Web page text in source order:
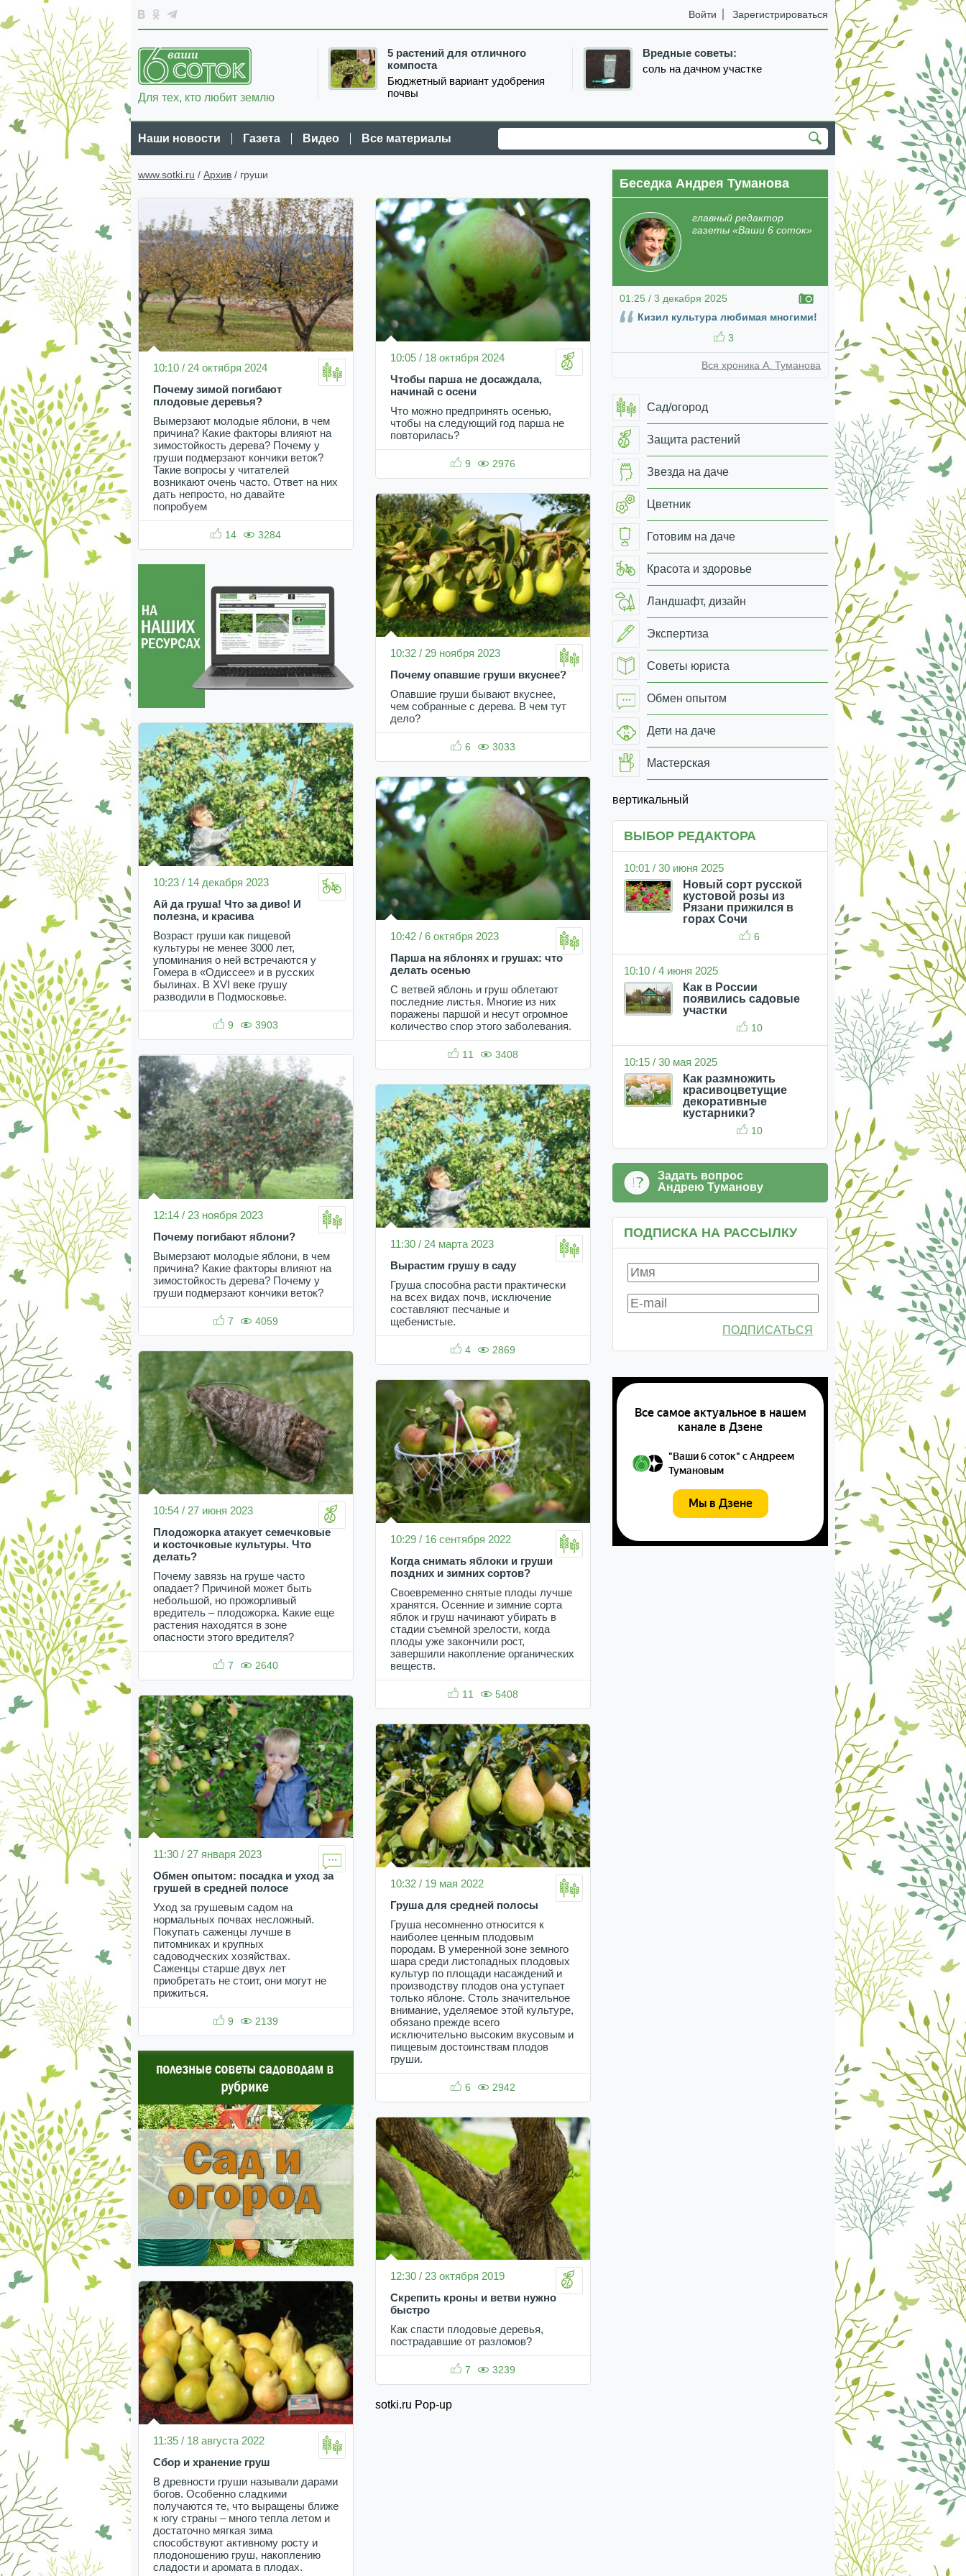
Войти Зарегистрироваться
5 растений для отличного
компоста
Бюджетный вариант удобрения
почвы
Вредные советы:
соль на дачном участке
Для тех, кто любит землю
Наши новости Газета Видео Все материалы
www.sotki.ru / Архив / груши
10:10 / 24 октября 2024
Почему зимой погибают
плодовые деревья?
Вымерзают молодые яблони, в чем
причина? Какие факторы влияют на
зимостойкость дерева? Почему у
груши подмерзают кончики веток?
Такие вопросы у читателей
возникают очень часто. Ответ на них
дать непросто, но давайте
попробуем
14 3284
10:23 / 14 декабря 2023
Ай да груша! Что за диво! И
полезна, и красива
Возраст груши как пищевой
культуры не менее 3000 лет,
упоминания о ней встречаются у
Гомера в «Одиссее» и в русских
былинах. В XVI веке грушу
разводили в Подмосковье.
9 3903
12:14 / 23 ноября 2023
Почему погибают яблони?
Вымерзают молодые яблони, в чем
причина? Какие факторы влияют на
зимостойкость дерева? Почему у
груши подмерзают кончики веток?
7 4059
10:54 / 27 июня 2023
Плодожорка атакует семечковые
и косточковые культуры. Что
делать?
Почему завязь на груше часто
опадает? Причиной может быть
небольшой, но прожорливый
вредитель – плодожорка. Какие еще
растения находятся в зоне
опасности этого вредителя?
7 2640
11:30 / 27 января 2023
Обмен опытом: посадка и уход за
грушей в средней полосе
Уход за грушевым садом на
нормальных почвах несложный.
Покупать саженцы лучше в
питомниках и крупных
садоводческих хозяйствах.
Саженцы старше двух лет
приобретать не стоит, они могут не
прижиться.
9 2139
11:35 / 18 августа 2022
Сбор и хранение груш
В древности груши называли дарами
богов. Особенно сладкими
получаются те, что выращены ближе
к югу страны – много тепла летом и
достаточно мягкая зима
способствуют активному росту и
плодоношению груш, накоплению
сладости и аромата в плодах.
10:05 / 18 октября 2024
Чтобы парша не досаждала,
начинай с осени
Что можно предпринять осенью,
чтобы на следующий год парша не
повторилась?
9 2976
10:32 / 29 ноября 2023
Почему опавшие груши вкуснее?
Опавшие груши бывают вкуснее,
чем собранные с дерева. В чем тут
дело?
6 3033
10:42 / 6 октября 2023
Парша на яблонях и грушах: что
делать осенью
С ветвей яблонь и груш облетают
последние листья. Многие из них
поражены паршой и несут огромное
количество спор этого заболевания.
11 3408
11:30 / 24 марта 2023
Вырастим грушу в саду
Груша способна расти практически
на всех видах почв, исключение
составляют песчаные и
щебенистые.
4 2869
10:29 / 16 сентября 2022
Когда снимать яблоки и груши
поздних и зимних сортов?
Своевременно снятые плоды лучше
хранятся. Осенние и зимние сорта
яблок и груш начинают убирать в
стадии съемной зрелости, когда
плоды уже закончили рост,
завершили накопление органических
веществ.
11 5408
10:32 / 19 мая 2022
Груша для средней полосы
Груша несомненно относится к
наиболее ценным плодовым
породам. В умеренной зоне земного
шара среди листопадных плодовых
культур по площади насаждений и
производству плодов она уступает
только яблоне. Столь значительное
внимание, уделяемое этой культуре,
обязано прежде всего
исключительно высоким вкусовым и
пищевым достоинствам плодов
груши.
6 2942
12:30 / 23 октября 2019
Скрепить кроны и ветви нужно
быстро
Как спасти плодовые деревья,
пострадавшие от разломов?
7 3239
sotki.ru Pop-up
Беседка Андрея Туманова
главный редактор
газеты «Ваши 6 соток»
01:25 / 3 декабря 2025
Кизил культура любимая многими!
3
Вся хроника А. Туманова
Сад/огород
Защита растений
Звезда на даче
Цветник
Готовим на даче
Красота и здоровье
Ландшафт, дизайн
Экспертиза
Советы юриста
Обмен опытом
Дети на даче
Мастерская
вертикальный
ВЫБОР РЕДАКТОРА
10:01 / 30 июня 2025
Новый сорт русской
кустовой розы из
Рязани прижился в
горах Сочи
6
10:10 / 4 июня 2025
Как в России
появились садовые
участки
10
10:15 / 30 мая 2025
Как размножить
красивоцветущие
декоративные
кустарники?
10
Задать вопрос
Андрею Туманову
ПОДПИСКА НА РАССЫЛКУ
ПОДПИСАТЬСЯ